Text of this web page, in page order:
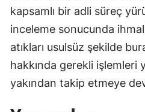
kapsamlı bir adli süreç
inceleme sonucunda
atıkları usulsüz şekilde
hakkında gerekli işlemleri
yakından takip etmeye